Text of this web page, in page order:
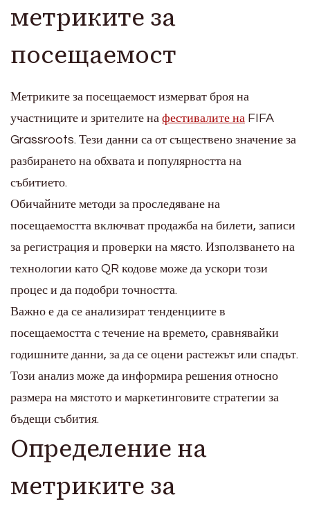
метриките за
посещаемост
Метриките за посещаемост измерват броя на
участниците и зрителите на фестивалите на FIFA
Grassroots. Тези данни са от съществено значение за
разбирането на обхвата и популярността на
събитието.
Обичайните методи за проследяване на
посещаемостта включват продажба на билети, записи
за регистрация и проверки на място. Използването на
технологии като QR кодове може да ускори този
процес и да подобри точността.
Важно е да се анализират тенденциите в
посещаемостта с течение на времето, сравнявайки
годишните данни, за да се оцени растежът или спадът.
Този анализ може да информира решения относно
размера на мястото и маркетинговите стратегии за
бъдещи събития.
Определение на
метриките за